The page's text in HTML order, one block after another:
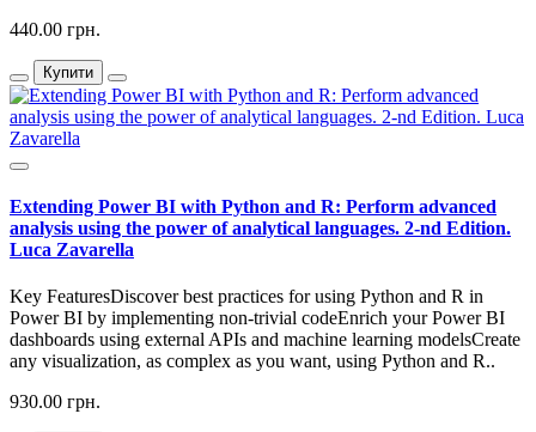
440.00 грн.
Купити
Extending Power BI with Python and R: Perform advanced
analysis using the power of analytical languages. 2-nd Edition.
Luca Zavarella
Key FeaturesDiscover best practices for using Python and R in
Power BI by implementing non-trivial codeEnrich your Power BI
dashboards using external APIs and machine learning modelsCreate
any visualization, as complex as you want, using Python and R..
930.00 грн.